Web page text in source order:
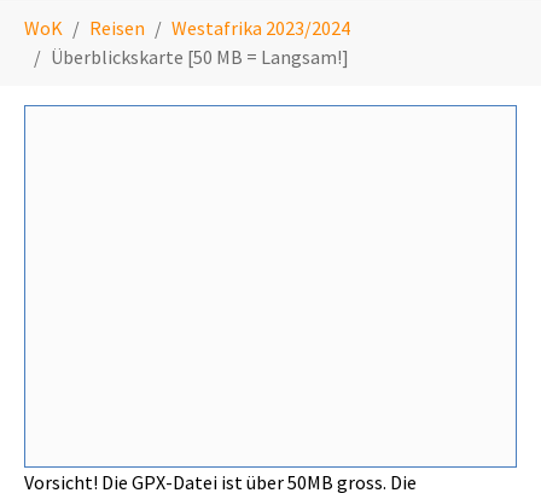
WoK Reisen
Westafrika 2023/2024
Überblickskarte [50 MB = Langsam!]
Vorsicht! Die GPX-Datei ist über 50MB gross. Die